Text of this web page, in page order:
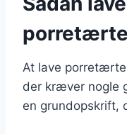
porretærte
At lave
der kræver nogle
en grundopskrift,